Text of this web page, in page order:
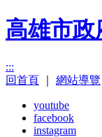
高雄市
:::
回首頁
網站導覽
youtube
facebook
instagram